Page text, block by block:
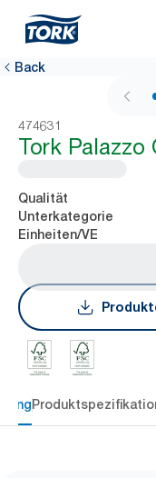
Back
474631
Tork Palazzo
Qualität
Unterkategorie
Einheiten/VE